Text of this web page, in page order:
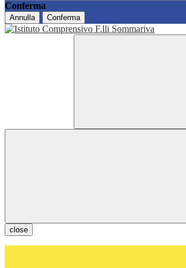
Conferma
Annulla Conferma
close